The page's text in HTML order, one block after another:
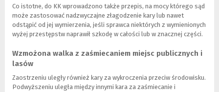
Co istotne, do KK wprowadzono także przepis, na mocy którego sąd
może zastosować nadzwyczajne złagodzenie kary lub nawet
odstąpić od jej wymierzenia, jeśli sprawca niektórych z wymienionych
wyżej przestępstw naprawił szkodę w całości lub w znacznej części.
Wzmożona walka z zaśmiecaniem miejsc publicznych i
lasów
Zaostrzeniu uległy również kary za wykroczenia przeciw środowisku.
Podwyższeniu uległa między innymi kara za zaśmiecanie i